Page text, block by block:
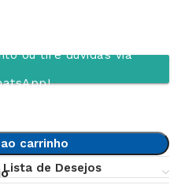
ou tire dúvidas via
carrinho
de Desejos